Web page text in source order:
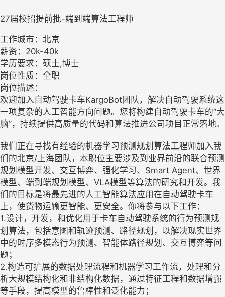
27届校招提前批-端到端算法工程师
工作城市：北京
薪资：20k-40k
学历要求：硕士,博士
岗位性质：全职
岗位描述：
欢迎加入自动驾驶卡车KargoBot团队，解决自动驾驶系统这
一项复杂的人工智能方向问题。您将构建自动驾驶卡车的“大
脑”，持续提供高质量的代码和算法推进公司项目正常落地。
我们正在寻找有经验的机器学习预测规划算法工程师加入我
们的北京/上海团队，本职位主要涉及到业界前沿的联合预测
规划模型开发、交互博弈、强化学习、Smart Agent、世界
模型、端到端规划模型、VLA模型等算法的研究和开发。我
们的目标是将最先进的人工智能算法应用在自动驾驶卡车
上，使货物运输更智能、更安全。你将参与以下工作：
1.设计，开发，和优化用于卡车自动驾驶系统的行为预测规
划算法，包括意图和轨迹预测、路径规划，以解决现实世界
中的时序多模态行为预测、智能体路径规划、交互博弈等问
题；
2.构造可扩展的数据处理流程和机器学习工作流，处理和分
析大规模结构化和非结构化数据，通过特征工程和数据增强
等手段，提高模型的鲁棒性和泛化能力；